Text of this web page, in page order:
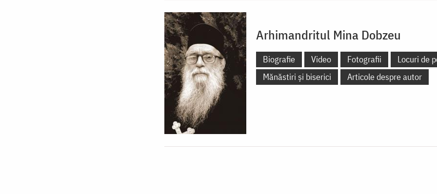
Arhimandritul Mina Dobzeu
Biografie Video Fotografii
Locuri de
Mănăstiri și biserici
Articole despre autor